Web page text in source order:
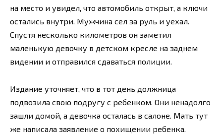
на место и увидел, что автомобиль открыт, а ключи
остались внутри. Мужчина сел за руль и уехал.
Спустя несколько километров он заметил
маленькую девочку в детском кресле на заднем
видении и отправился сдаваться полиции.
Издание уточняет, что в тот день должница
подвозила свою подругу с ребенком. Они ненадолго
зашли домой, а девочка осталась в салоне. Мать тут
же написала заявление о похищении ребенка.